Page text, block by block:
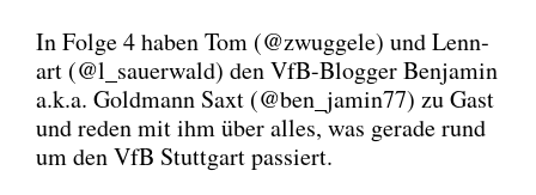
In Fol­ge 4 haben Tom (@zwuggele) und Lenn­
art (@l_sauerwald) den VfB-Blog­ger Ben­ja­min
a.k.a. Gold­mann Saxt (@ben_jamin77) zu Gast
und reden mit ihm über alles, was gera­de rund
um den VfB Stutt­gart pas­siert.